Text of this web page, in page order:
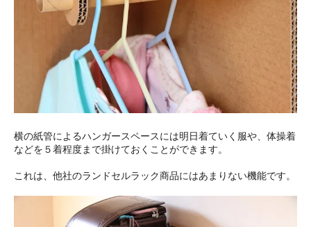
横の紙管によるハンガースペースには明日着ていく服や、体操着
などを５着程度まで掛けておくことができます。
これは、他社のランドセルラック商品にはあまりない機能です。